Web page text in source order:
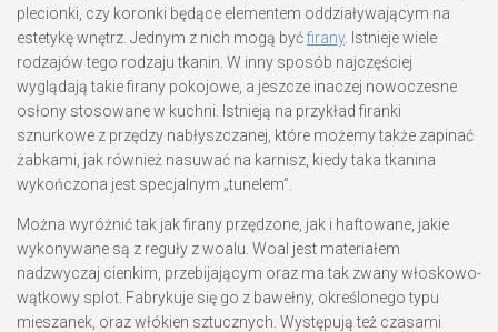
plecionki, czy koronki będące elementem oddziaływającym na
estetykę wnętrz. Jednym z nich mogą byćfirany. Istnieje wiele
rodzajów tego rodzaju tkanin. W inny sposób najczęściej
wyglądają takie firany pokojowe, a jeszcze inaczej nowoczesne
osłony stosowane w kuchni. Istnieją na przykład firanki
sznurkowe z przędzy nabłyszczanej, które możemy także zapinać
żabkami, jak również nasuwać na karnisz, kiedy taka tkanina
wykończona jest specjalnym „tunelem”.
Można wyróżnić tak jak firany przędzone, jak i haftowane, jakie
wykonywane są z reguły z woalu. Woal jest materiałem
nadzwyczaj cienkim, przebijającym oraz ma tak zwany włoskowo-
wątkowy splot. Fabrykuje się go z bawełny, określonego typu
mieszanek, oraz włókien sztucznych. Występują też czasami